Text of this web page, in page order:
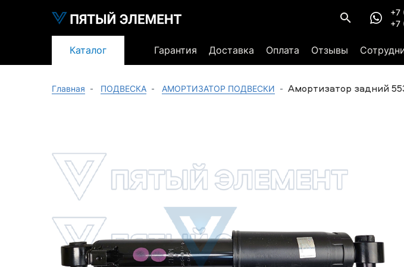
+7
+7
Каталог Гарантия Доставка Оплата Отзывы
Главная ПОДВЕСКА АМОРТИЗАТОР ПОДВЕСКИ Амортизатор задний